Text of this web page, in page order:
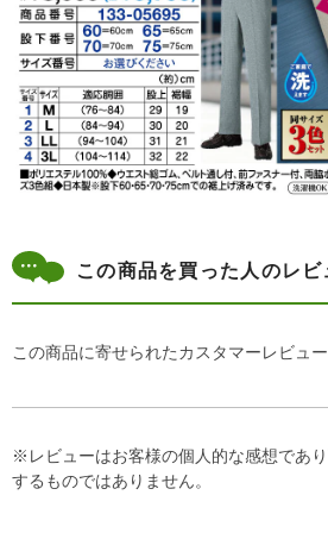
この商品を買った人のレビ
この商品に寄せられたカスタマーレビュ
※レビューはお客様の個人的な感想であ
するものではありません。